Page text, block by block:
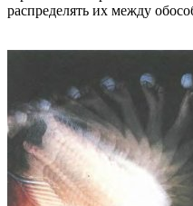
распределять их между